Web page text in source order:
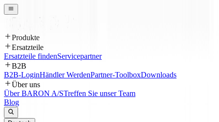
Produkte
Ersatzteile
Ersatzteile findenServicepartner
B2B
B2B-LoginHändler WerdenPartner-ToolboxDownloads
Über uns
Über BARON A/STreffen Sie unser Team
Blog